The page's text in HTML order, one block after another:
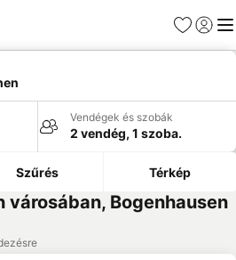
Kedvencek
Vendégek és szobák
2 vendég, 1 szoba.
Szűrés Térkép
városában, Bogenhausen